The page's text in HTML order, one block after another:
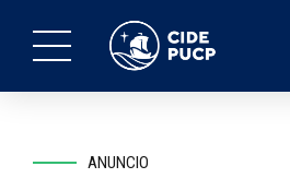
ANUNCIO